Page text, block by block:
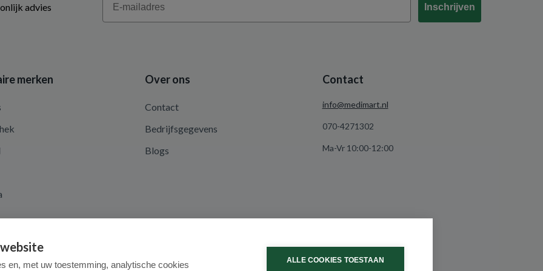
advies
Inschrijven
merken Over ons
Contact
Bedrijfsgegevens
Blogs
Contact
info@medimart.nl
070-4271302
Ma-Vr 10:00-12:00
en, met uw toestemming, analytische cookies ALLE COOKIES TOESTAAN